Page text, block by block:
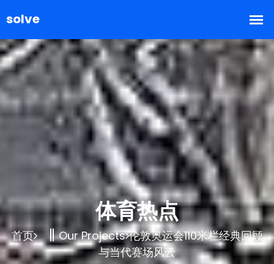
体育热点
首页 Our Projects 伦敦奥运会110米栏经典回顾
与当代赛场风云